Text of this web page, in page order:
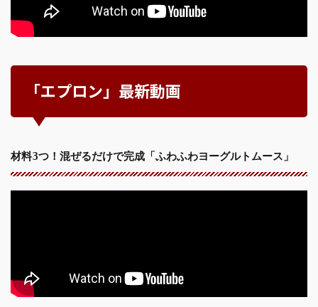
「エプロン」最新動画
材料3つ！混ぜるだけで完成「ふわふわヨーグルトムース」